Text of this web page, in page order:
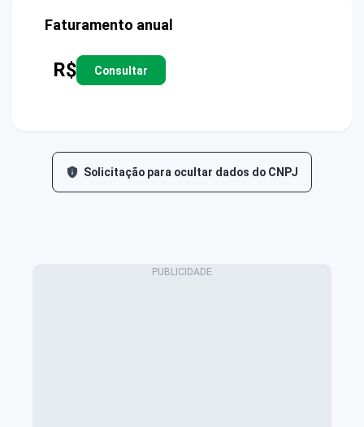
Faturamento anual
R$ Consultar
Solicitação para ocultar dados do CNPJ